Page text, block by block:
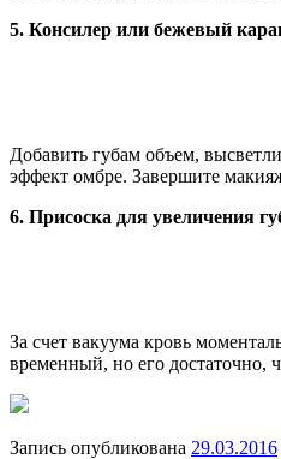
5. Консилер или бежевый
Добавить губам объем,
эффект омбре. Завершите
6. Присоска для увеличения
За счет вакуума кровь
временный, но его достаточно,
Запись опубликована 29.03.2016